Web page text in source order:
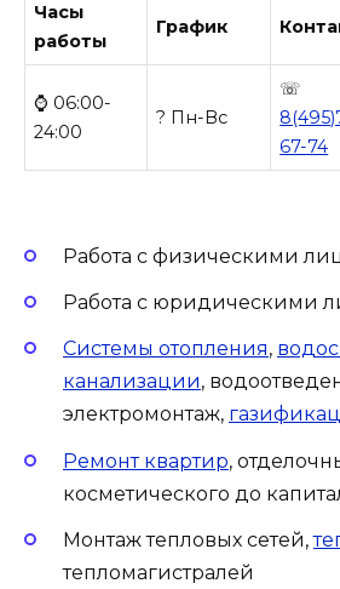
Часы
работы
График
⌚ 06:00-
24:00
? Пн-Вс
☏
67-74
Работа с физическими
Работа с юридическими
Системы отопления,
канализации,
электромонтаж,
Ремонт квартир,
косметического до
Монтаж тепловых сетей,
тепломагистралей